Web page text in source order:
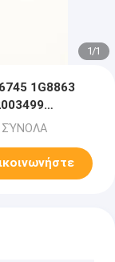
1/1
1G8863
ΣΎΝΟΛΑ